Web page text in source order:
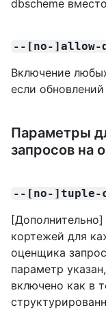
dbscheme
--[no-]allow-
Включение
если обновлений
Параметры
запросов на
--[no-]tuple-
кортежей для
оценщика
параметр
включено как в